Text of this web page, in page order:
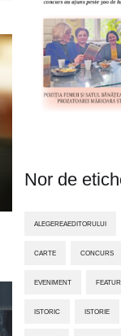
Nor de
ALEGEREAEDITORULUI
CARTE CONCURS
EVENIMENT
ISTORIC ISTORIE